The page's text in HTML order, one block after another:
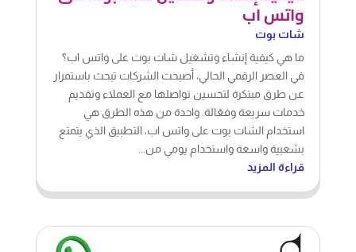
واتس اب
شات بوت
ما هي كيفية إنشاء وتشغيل شات بوت على واتس اب؟
في العصر الرقمي الحالي، أصبحت الشركات تبحث باستمرار
عن طرق مبتكرة لتحسين تواصلها مع العملاء وتقديم
خدمات سريعة وفعّالة. واحدة من هذه الطرق هي
استخدام الشات بوت على واتس اب، التطبيق الذي يتمتع
بشعبية واسعة واستخدام يومي من...
قراءة المزيد